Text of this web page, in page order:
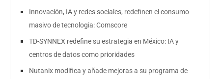
Innovación, IA y redes sociales, redefinen el consumo
masivo de tecnologia: Comscore
TD-SYNNEX redefine su estrategia en México: IA y
centros de datos como prioridades
Nutanix modifica y añade mejoras a su programa de